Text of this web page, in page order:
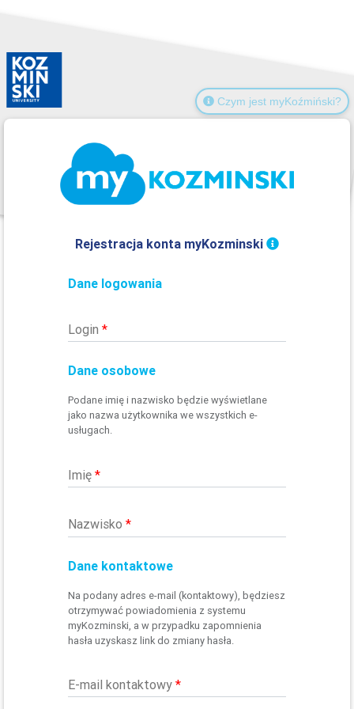
Czym jest myKoźmiński?
Rejestracja konta myKozminski
Dane logowania
Login *
Dane osobowe
Podane imię i nazwisko będzie wyświetlane
jako nazwa użytkownika we wszystkich e-
usługach.
Imię *
Nazwisko *
Dane kontaktowe
Na podany adres e-mail (kontaktowy), będziesz
otrzymywać powiadomienia z systemu
myKozminski, a w przypadku zapomnienia
hasła uzyskasz link do zmiany hasła.
E-mail kontaktowy *